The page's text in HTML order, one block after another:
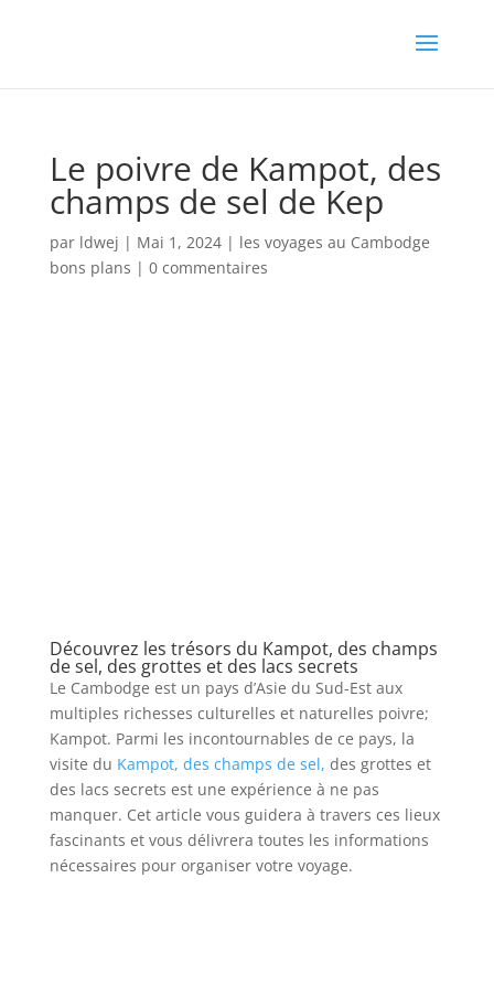
Le poivre de Kampot, des
champs de sel de Kep
par ldwej | Mai 1, 2024| les voyages au Cambodge
bons plans | 0 commentaires
Découvrez les trésors du Kampot, des champs
de sel, des grottes et des lacs secrets
Le Cambodge est un pays d’Asie du Sud-Est aux
multiples richesses culturelles et naturelles poivre;
Kampot. Parmi les incontournables de ce pays, la
visite du Kampot, des champs de sel, des grottes et
des lacs secrets est une expérience à ne pas
manquer. Cet article vous guidera à travers ces lieux
fascinants et vous délivrera toutes les informations
nécessaires pour organiser votre voyage.